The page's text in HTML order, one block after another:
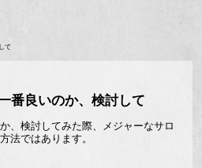
て
番良いのか、検討して
、検討してみた際、メジャーなサロ
法ではあります。